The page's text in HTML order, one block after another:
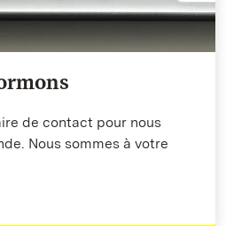
de contact pour nous
Nous sommes à votre